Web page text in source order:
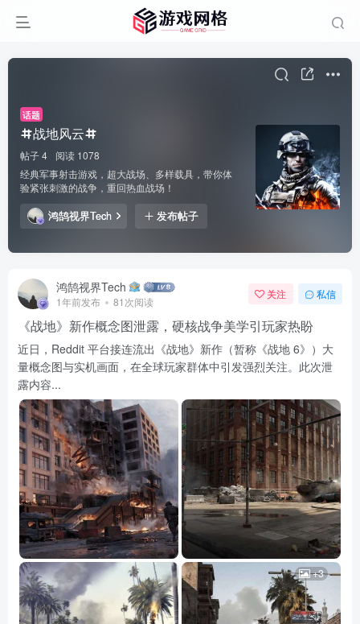
源杂烩
热度
网络游戏
1671热度
问题求助
863热度
手机游戏
545热度
话题
战地风云
帖子 4
阅读 1078
经典军事射击游戏，超大战场、多样载具，带你体
验紧张刺激的战争，重回热血战场！
鸿鹄视界Tech 发布帖子
鸿鹄视界Tech
1年前发布 81次阅读
关注 私信
《战地》新作概念图泄露，硬核战争美学引玩家热盼
近日，Reddit 平台接连流出《战地》新作（暂称《战地 6》）大
量概念图与实机画面，在全球玩家群体中引发强烈关注。此次泄
露内容...
+3